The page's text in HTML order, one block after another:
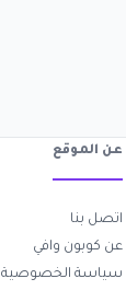
عن الموقع
اتصل بنا
عن كوبون وافي
سياسة الخصوصية